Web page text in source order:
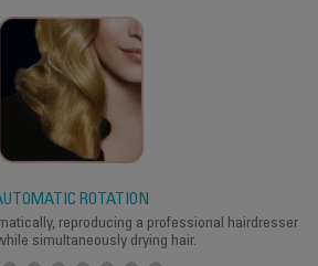
ROTATION
reproducing a professional hairdresser
simultaneously drying hair.